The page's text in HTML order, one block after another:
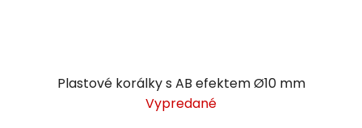
Plastové korálky s AB efektem Ø10 mm
Vypredané